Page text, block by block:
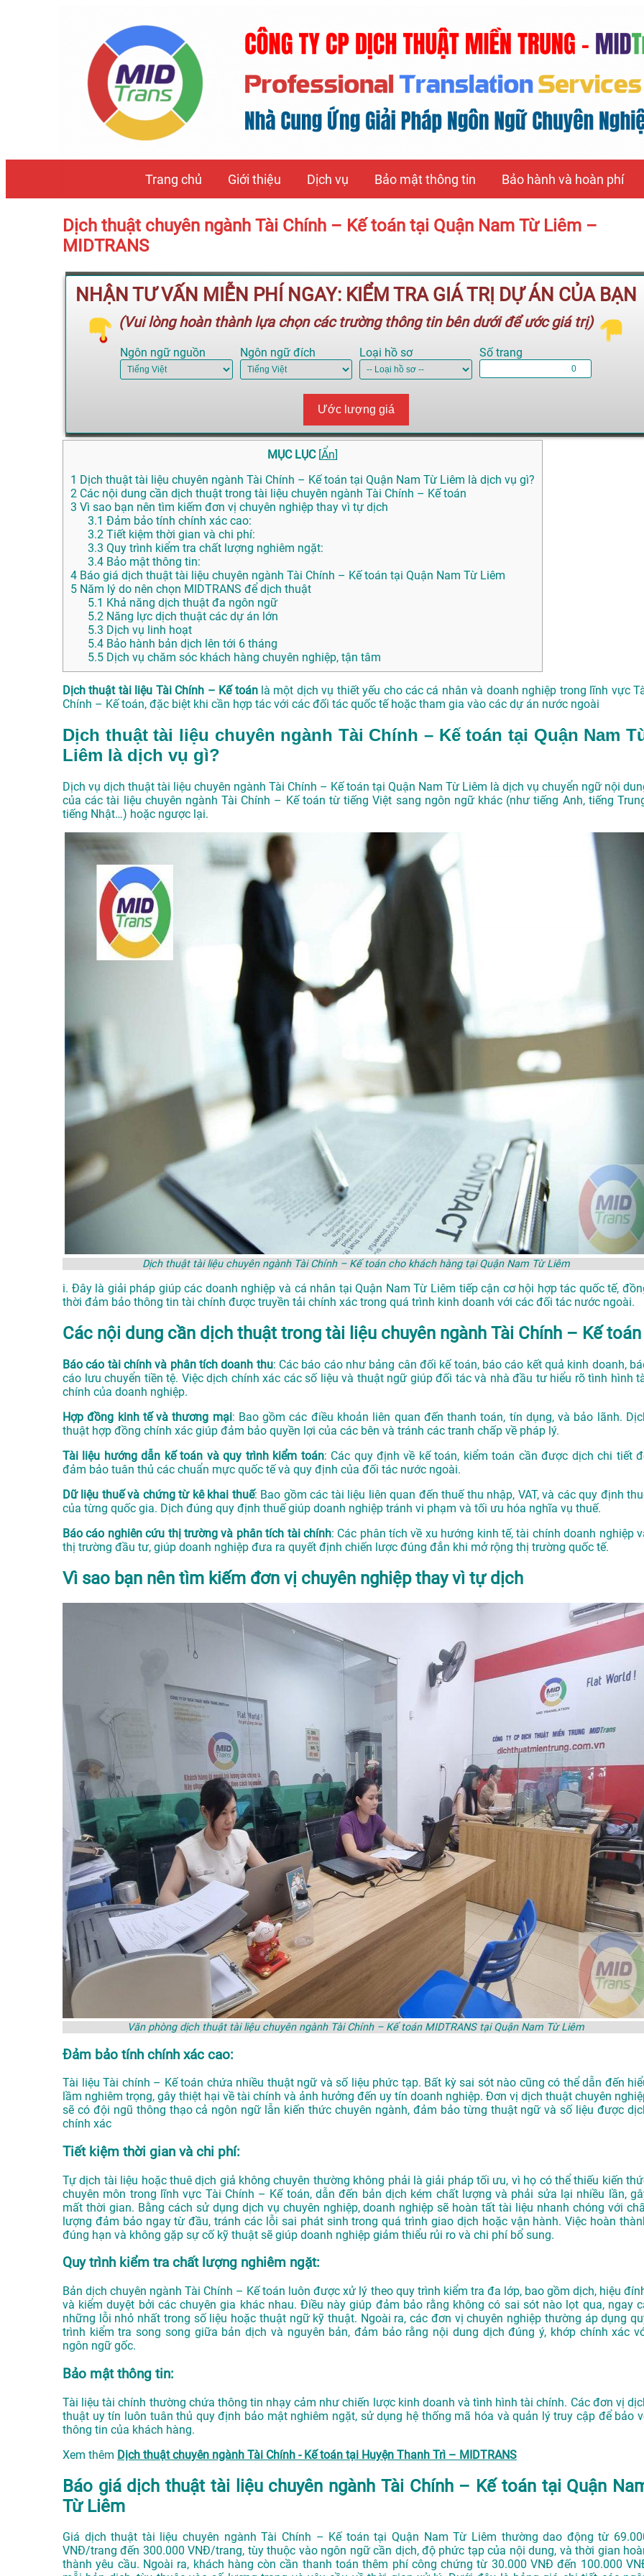
Trang chủ Giới thiệu Dịch vụ Bảo mật thông tin Bảo hành và hoàn phí
Dịch thuật chuyên ngành Tài Chính – Kế toán tại Quận Nam Từ Liêm –
MIDTRANS
NHẬN TƯ VẤN MIỄN PHÍ NGAY: KIỂM TRA GIÁ TRỊ DỰ ÁN CỦA BẠN
(Vui lòng hoàn thành lựa chọn các trường thông tin bên dưới để ước giá trị)
Ngôn ngữ nguồn Ngôn ngữ đích Loại hồ sơ Số trang
Ước lượng giá
MỤC LỤC [Ẩn]
1 Dịch thuật tài liệu chuyên ngành Tài Chính – Kế toán tại Quận Nam Từ Liêm là dịch vụ gì?
2 Các nội dung cần dịch thuật trong tài liệu chuyên ngành Tài Chính – Kế toán
3 Vì sao bạn nên tìm kiếm đơn vị chuyên nghiệp thay vì tự dịch
3.1 Đảm bảo tính chính xác cao:
3.2 Tiết kiệm thời gian và chi phí:
3.3 Quy trình kiểm tra chất lượng nghiêm ngặt:
3.4 Bảo mật thông tin:
4 Báo giá dịch thuật tài liệu chuyên ngành Tài Chính – Kế toán tại Quận Nam Từ Liêm
5 Năm lý do nên chọn MIDTRANS để dịch thuật
5.1 Khả năng dịch thuật đa ngôn ngữ
5.2 Năng lực dịch thuật các dự án lớn
5.3 Dịch vụ linh hoạt
5.4 Bảo hành bản dịch lên tới 6 tháng
5.5 Dịch vụ chăm sóc khách hàng chuyên nghiệp, tận tâm
Dịch thuật tài liệu Tài Chính – Kế toánlà một dịch vụ thiết yếu cho các cá nhân và doanh nghiệp trong lĩnh vực
Chính – Kế toán, đặc biệt khi cần hợp tác với các đối tác quốc tế hoặc tham gia vào các dự án nước ngoài
Dịch thuật tài liệu chuyên ngành Tài Chính – Kế toán tại Quận Nam
Liêm là dịch vụ gì?
Dịch vụ dịch thuật tài liệu chuyên ngành Tài Chính – Kế toán tại Quận Nam Từ Liêm là dịch vụ chuyển ngữ nội
của các tài liệu chuyên ngành Tài Chính – Kế toán từ tiếng Việt sang ngôn ngữ khác (như tiếng Anh, tiếng
tiếng Nhật…) hoặc ngược lại.
Dịch thuật tài liệu chuyên ngành Tài Chính – Kế toán cho khách hàng tại Quận Nam Từ Liêm
i. Đây là giải pháp giúp các doanh nghiệp và cá nhân tại Quận Nam Từ Liêm tiếp cận cơ hội hợp tác quốc tế,
thời đảm bảo thông tin tài chính được truyền tải chính xác trong quá trình kinh doanh với các đối tác nước ngoài.
Các nội dung cần dịch thuật trong tài liệu chuyên ngành Tài Chính – Kế toán
Báo cáo tài chính và phân tích doanh thu: Các báo cáo như bảng cân đối kế toán, báo cáo kết quả kinh doanh,
cáo lưu chuyển tiền tệ. Việc dịch chính xác các số liệu và thuật ngữ giúp đối tác và nhà đầu tư hiểu rõ tình hình
chính của doanh nghiệp.
Hợp đồng kinh tế và thương mại: Bao gồm các điều khoản liên quan đến thanh toán, tín dụng, và bảo lãnh.
thuật hợp đồng chính xác giúp đảm bảo quyền lợi của các bên và tránh các tranh chấp về pháp lý.
Tài liệu hướng dẫn kế toán và quy trình kiểm toán: Các quy định về kế toán, kiểm toán cần được dịch chi tiết
đảm bảo tuân thủ các chuẩn mực quốc tế và quy định của đối tác nước ngoài.
Dữ liệu thuế và chứng từ kê khai thuế: Bao gồm các tài liệu liên quan đến thuế thu nhập, VAT, và các quy định
của từng quốc gia. Dịch đúng quy định thuế giúp doanh nghiệp tránh vi phạm và tối ưu hóa nghĩa vụ thuế.
Báo cáo nghiên cứu thị trường và phân tích tài chính: Các phân tích về xu hướng kinh tế, tài chính doanh nghiệp
thị trường đầu tư, giúp doanh nghiệp đưa ra quyết định chiến lược đúng đắn khi mở rộng thị trường quốc tế.
Vì sao bạn nên tìm kiếm đơn vị chuyên nghiệp thay vì tự dịch
Văn phòng dịch thuật tài liệu chuyên ngành Tài Chính – Kế toán MIDTRANS tại Quận Nam Từ Liêm
Đảm bảo tính chính xác cao:
Tài liệu Tài chính – Kế toán chứa nhiều thuật ngữ và số liệu phức tạp. Bất kỳ sai sót nào cũng có thể dẫn đến
lầm nghiêm trọng, gây thiệt hại về tài chính và ảnh hưởng đến uy tín doanh nghiệp. Đơn vị dịch thuật chuyên
sẽ có đội ngũ thông thạo cả ngôn ngữ lẫn kiến thức chuyên ngành, đảm bảo từng thuật ngữ và số liệu được
chính xác
Tiết kiệm thời gian và chi phí:
Tự dịch tài liệu hoặc thuê dịch giả không chuyên thường không phải là giải pháp tối ưu, vì họ có thể thiếu kiến
chuyên môn trong lĩnh vực Tài Chính – Kế toán, dẫn đến bản dịch kém chất lượng và phải sửa lại nhiều lần,
mất thời gian. Bằng cách sử dụng dịch vụ chuyên nghiệp, doanh nghiệp sẽ hoàn tất tài liệu nhanh chóng với
lượng đảm bảo ngay từ đầu, tránh các lỗi sai phát sinh trong quá trình giao dịch hoặc vận hành. Việc hoàn
đúng hạn và không gặp sự cố kỹ thuật sẽ giúp doanh nghiệp giảm thiểu rủi ro và chi phí bổ sung.
Quy trình kiểm tra chất lượng nghiêm ngặt:
Bản dịch chuyên ngành Tài Chính – Kế toán luôn được xử lý theo quy trình kiểm tra đa lớp, bao gồm dịch, hiệu
và kiểm duyệt bởi các chuyên gia khác nhau. Điều này giúp đảm bảo rằng không có sai sót nào lọt qua, ngay
những lỗi nhỏ nhất trong số liệu hoặc thuật ngữ kỹ thuật. Ngoài ra, các đơn vị chuyên nghiệp thường áp dụng
trình kiểm tra song song giữa bản dịch và nguyên bản, đảm bảo rằng nội dung dịch đúng ý, khớp chính xác
ngôn ngữ gốc.
Bảo mật thông tin:
Tài liệu tài chính thường chứa thông tin nhạy cảm như chiến lược kinh doanh và tình hình tài chính. Các đơn vị
thuật uy tín luôn tuân thủ quy định bảo mật nghiêm ngặt, sử dụng hệ thống mã hóa và quản lý truy cập để bảo
thông tin của khách hàng.
Xem thêm Dịch thuật chuyên ngành Tài Chính - Kế toán tại Huyện Thanh Trì – MIDTRANS
Báo giá dịch thuật tài liệu chuyên ngành Tài Chính – Kế toán tại Quận
Từ Liêm
Giá dịch thuật tài liệu chuyên ngành Tài Chính – Kế toán tại Quận Nam Từ Liêm thường dao động từ
VNĐ/trang đến 300.000 VNĐ/trang, tùy thuộc vào ngôn ngữ cần dịch, độ phức tạp của nội dung, và thời gian
thành yêu cầu. Ngoài ra, khách hàng còn cần thanh toán thêm phí công chứng từ 30.000 VNĐ đến 100.000